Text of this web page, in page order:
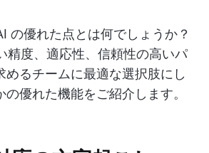
の優れた点とは何でしょうか？
精度、適応性、信頼性の高いパ
めるチームに最適な選択肢にし
優れた機能をご紹介します。